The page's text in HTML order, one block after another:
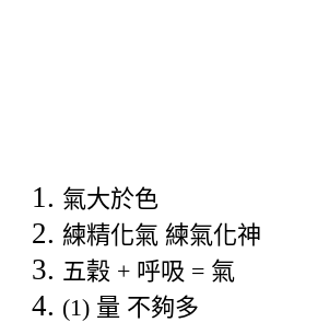
氣大於色
練精化氣 練氣化神
五穀 + 呼吸 = 氣
(1) 量 不夠多